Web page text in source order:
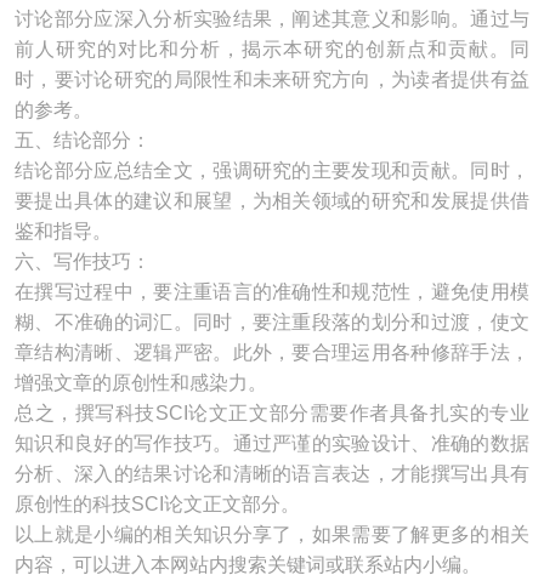
讨论部分应深入分析实验结果，阐述其意义和影响。通过与
前人研究的对比和分析，揭示本研究的创新点和贡献。同
时，要讨论研究的局限性和未来研究方向，为读者提供有益
的参考。
五、结论部分：
结论部分应总结全文，强调研究的主要发现和贡献。同时，
要提出具体的建议和展望，为相关领域的研究和发展提供借
鉴和指导。
六、写作技巧：
在撰写过程中，要注重语言的准确性和规范性，避免使用模
糊、不准确的词汇。同时，要注重段落的划分和过渡，使文
章结构清晰、逻辑严密。此外，要合理运用各种修辞手法，
增强文章的原创性和感染力。
总之，撰写科技SCI论文正文部分需要作者具备扎实的专业
知识和良好的写作技巧。通过严谨的实验设计、准确的数据
分析、深入的结果讨论和清晰的语言表达，才能撰写出具有
原创性的科技SCI论文正文部分。
以上就是小编的相关知识分享了，如果需要了解更多的相关
内容，可以进入本网站内搜索关键词或联系站内小编。